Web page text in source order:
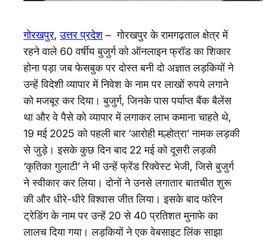
गोरखपुर,उत्तर प्रदेश – गोरखपुर के रामगढ़ताल क्षेत्र में
रहने वाले 60 वर्षीय बुजुर्ग को ऑनलाइन फ्रॉड का शिकार
होना पड़ा जब फेसबुक पर दोस्त बनी दो अज्ञात लड़कियों ने
उन्हें विदेशी व्यापार में निवेश के नाम पर लाखों रुपये लगाने
को मजबूर कर दिया। बुजुर्ग, जिनके पास पर्याप्त बैंक बैलेंस
था और वे पैसे को व्यापार में लगाकर लाभ कमाना चाहते थे,
19 मई 2025 को पहली बार ‘आरोही मल्होत्रा’ नामक लड़की
से जुड़े। इसके कुछ दिन बाद 22 मई को दूसरी लड़की
‘कृतिका गुलाटी’ ने भी उन्हें फ्रेंड रिक्वेस्ट भेजी, जिसे बुजुर्ग
ने स्वीकार कर लिया। दोनों ने उनसे लगातार बातचीत शुरू
की और धीरे-धीरे विश्वास जीत लिया। इसके बाद फॉरेन
ट्रेडिंग के नाम पर उन्हें 20 से 40 प्रतिशत मुनाफे का
लालच दिया गया। लड़कियों ने एक वेबसाइट लिंक साझा